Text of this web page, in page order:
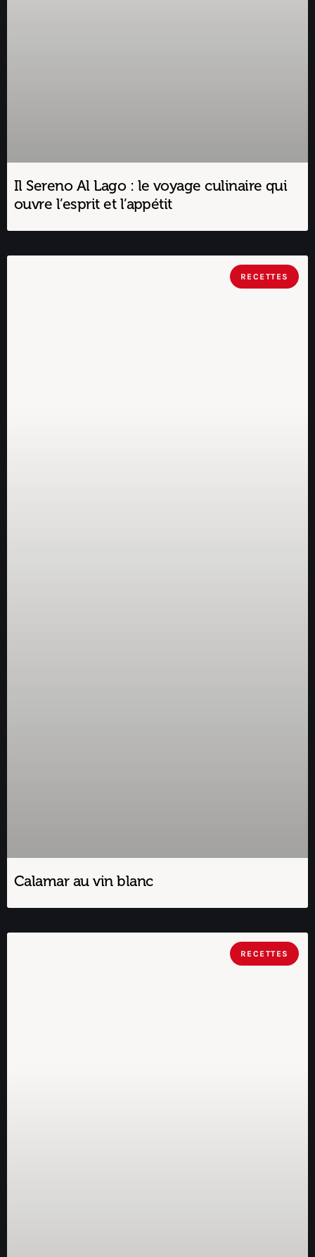
Il Sereno Al Lago : le voyage culinaire qui
ouvre l’esprit et l’appétit
RECETTES
Calamar au vin blanc
RECETTES